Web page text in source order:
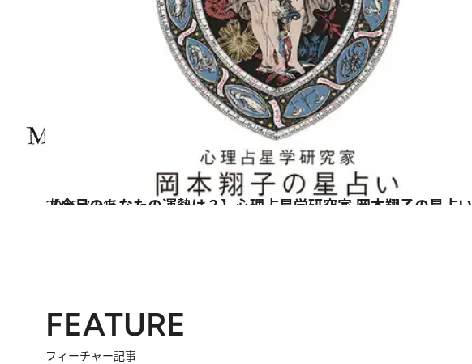
2026.7.31
【今月のあなたの運勢は？】心理占星学研究家 岡本翔子の星占い
占い
FEATURE
フィーチャー記事